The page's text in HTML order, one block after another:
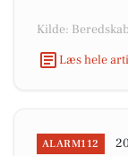
Kilde:
Læs hele
ALARM112